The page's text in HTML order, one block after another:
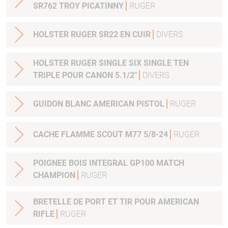
SR762 TROY PICATINNY
RUGER
HOLSTER RUGER SR22 EN CUIR DIVERS
HOLSTER RUGER SINGLE SIX SINGLE TEN
TRIPLE POUR CANON 5.1/2"
DIVERS
GUIDON BLANC AMERICAN PISTOL RUGER
CACHE FLAMME SCOUT M77 5/8-24 RUGER
POIGNEE BOIS INTEGRAL GP100 MATCH
CHAMPION
RUGER
BRETELLE DE PORT ET TIR POUR AMERICAN
RIFLE
RUGER